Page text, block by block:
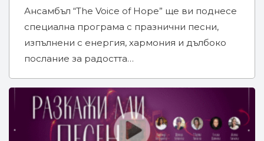
Ансамбъл “The Voice of Hope” ще ви поднесе
специална програма с празнични песни,
изпълнени с енергия, хармония и дълбоко
послание за радостта…